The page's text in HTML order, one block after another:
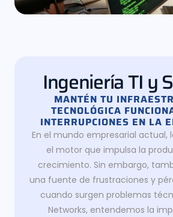
Ingeniería TI y
MANTÉN TU
TECNOLÓGICA
INTERRUPCIONES EN LA
En el mundo empresarial actual,
el motor que impulsa la
crecimiento. Sin embargo,
una fuente de frustraciones y
cuando surgen problemas
Networks, entendemos la